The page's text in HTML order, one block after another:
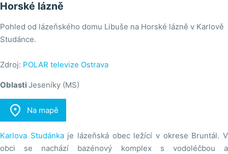
Horské lázně
Pohled od lázeňského domu Libuše na Horské lázně v Karlově
Studánce.
Zdroj: POLAR televize Ostrava
OblastiJeseníky (MS)
 Na mapě
Karlova Studánkaje lázeňská obec ležící v okrese Bruntál. V
obci se nachází bazénový komplex s vodoléčbou a